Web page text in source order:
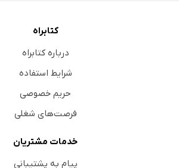
کتابراه
درباره کتابراه
شرایط استفاده
حریم خصوصی
فرصت‌های شغلی
خدمات مشتریان
پیام به پشتیبانی